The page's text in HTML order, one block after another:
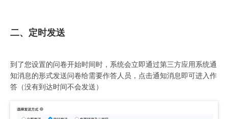
二、定时发送
到了您设置的问卷开始时间时，系统会立即通过第三方应用系统通
知消息的形式发送问卷给需要作答人员，点击通知消息即可进入作
答（没有到达时间不会发送）